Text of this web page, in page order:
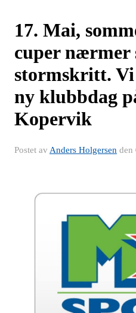
17. Mai,
cuper nærmer
stormskritt.
ny klubbdag
Kopervik
Postet av Anders Holgersen den